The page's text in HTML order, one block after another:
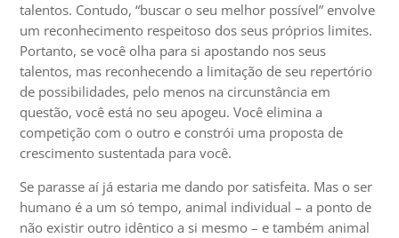
talentos. Contudo, “buscar o seu melhor possível” envolve
um reconhecimento respeitoso dos seus próprios limites.
Portanto, se você olha para si apostando nos seus
talentos, mas reconhecendo a limitação de seu repertório
de possibilidades, pelo menos na circunstância em
questão, você está no seu apogeu. Você elimina a
competição com o outro e constrói uma proposta de
crescimento sustentada para você.
Se parasse aí já estaria me dando por satisfeita. Mas o ser
humano é a um só tempo, animal individual – a ponto de
não existir outro idêntico a si mesmo – e também animal